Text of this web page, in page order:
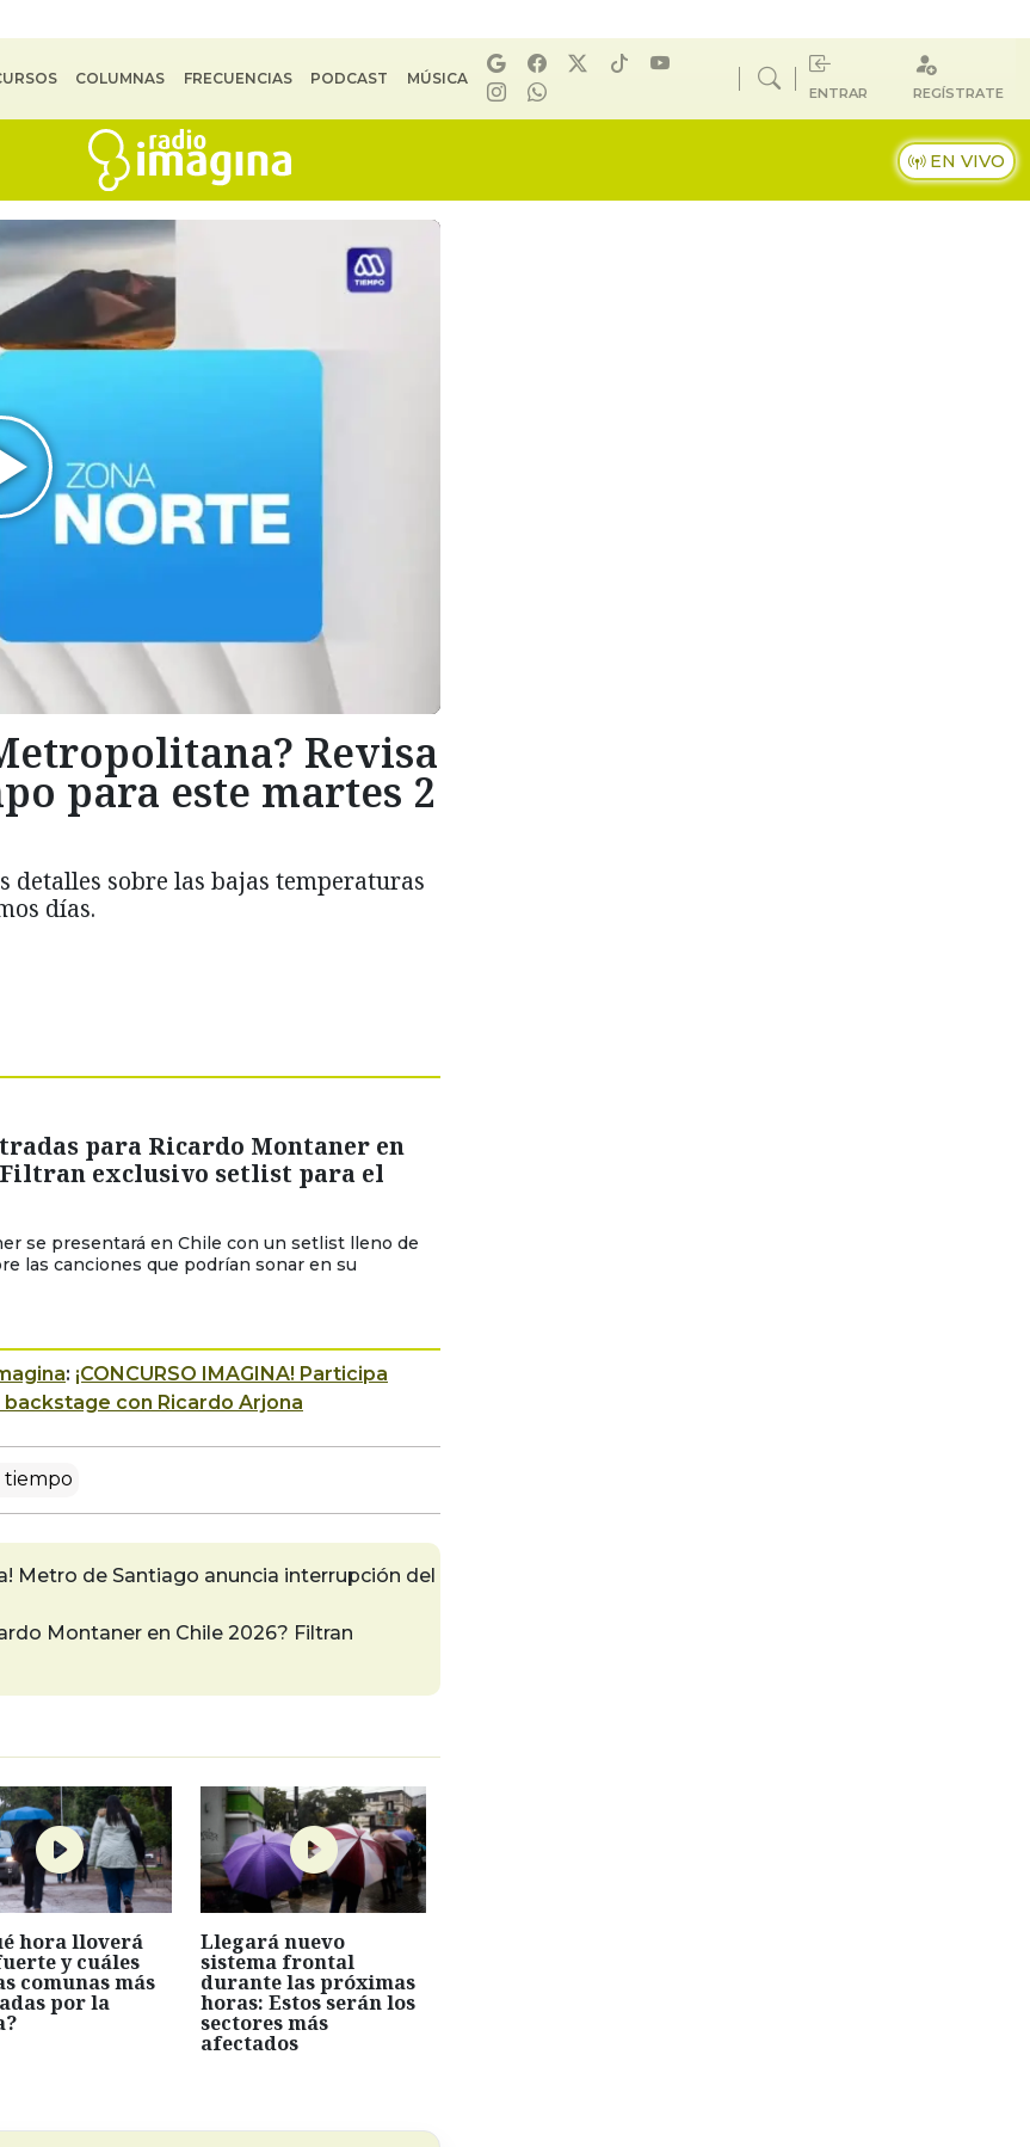
COLUMNAS FRECUENCIAS PODCAST MÚSICA
ENTRAR REGÍSTRATE
EN VIVO
Revisa
para este martes 2
detalles sobre las bajas temperaturas
días.
para Ricardo Montaner en
Filtran exclusivo setlist para el
se presentará en Chile con un setlist lleno de
las canciones que podrían sonar en su
: ¡CONCURSO IMAGINA! Participa
con Ricardo Arjona
tiempo
Metro de Santiago anuncia interrupción del
Montaner en Chile 2026? Filtran
hora lloverá
y cuáles
comunas más
por la
Llegará nuevo
sistema frontal
durante las próximas
horas: Estos serán los
sectores más
afectados